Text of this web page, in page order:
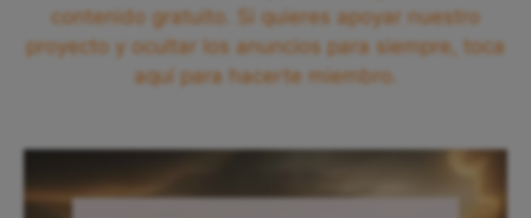
contenido gratuito. Si quieres apoyar nuestro
proyecto y ocultar los anuncios para siempre, toca
aquí para hacerte miembro.